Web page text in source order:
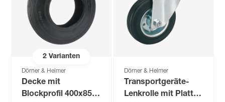
2Varianten
Dörner & Helmer
Decke mit
Blockprofil 400x85
Dörner & Helmer
Transportgeräte-
Lenkrolle mit Platte